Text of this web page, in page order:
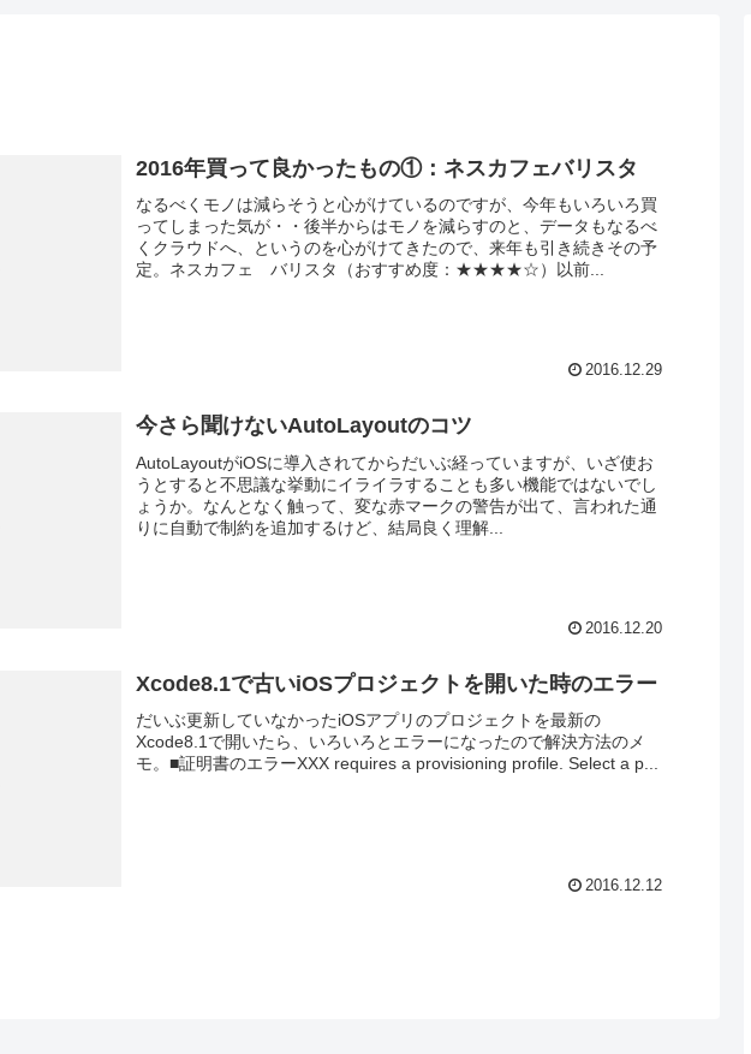
2016年買って良かったもの①：ネスカフェバリスタ
なるべくモノは減らそうと心がけているのですが、今年もいろいろ買
ってしまった気が・・後半からはモノを減らすのと、データもなるべ
くクラウドへ、というのを心がけてきたので、来年も引き続きその予
定。ネスカフェ バリスタ（おすすめ度：★★★★☆）以前...
2016.12.29
今さら聞けないAutoLayoutのコツ
AutoLayoutがiOSに導入されてからだいぶ経っていますが、いざ使お
うとすると不思議な挙動にイライラすることも多い機能ではないでし
ょうか。なんとなく触って、変な赤マークの警告が出て、言われた通
りに自動で制約を追加するけど、結局良く理解...
2016.12.20
Xcode8.1で古いiOSプロジェクトを開いた時のエラー
だいぶ更新していなかったiOSアプリのプロジェクトを最新の
Xcode8.1で開いたら、いろいろとエラーになったので解決方法のメ
モ。■証明書のエラーXXX requires a provisioning profile. Select a p...
2016.12.12